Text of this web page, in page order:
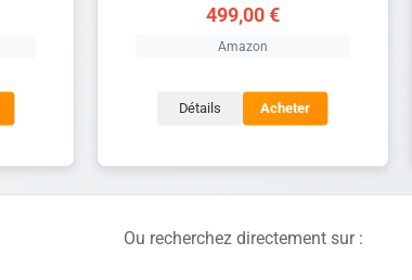
499,00 €
Amazon
Détails Acheter
Ou recherchez directement sur :